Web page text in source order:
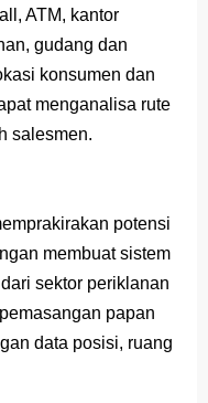
ATM, kantor
gudang dan
konsumen dan
menganalisa rute
salesmen.
potensi
membuat sistem
sektor periklanan
papan
data posisi, ruang